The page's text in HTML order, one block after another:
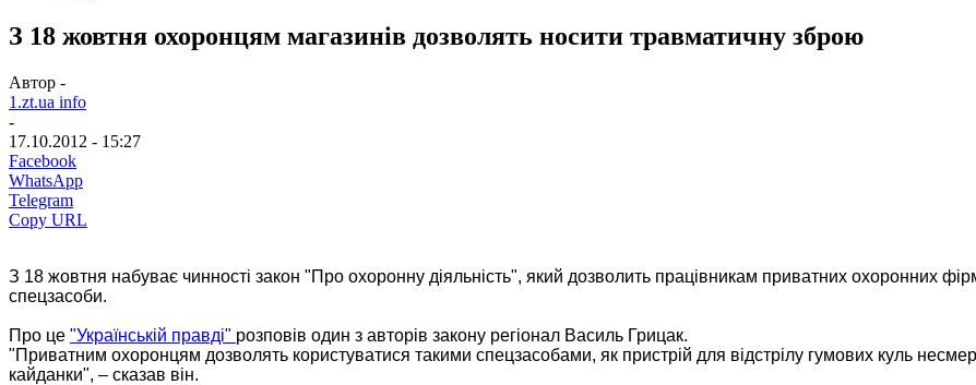
З 18 жовтня охоронцям магазинів дозволять носити травматичну зброю
Автор -
1.zt.ua info
-
17.10.2012 - 15:27
Facebook
WhatsApp
Telegram
Copy URL
З 18 жовтня набуває чинності закон "Про охоронну діяльність", який дозволить працівникам приватних охоронних
спецзасоби.
Про це "Українській правді" розповів один з авторів закону регіонал Василь Грицак.
"Приватним охоронцям дозволять користуватися такими спецзасобами, як пристрій для відстрілу гумових куль
кайданки", – сказав він.